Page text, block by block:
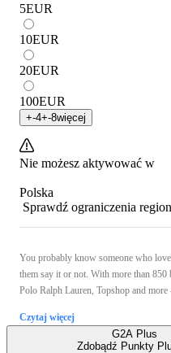
5EUR
10EUR
20EUR
100EUR
+-4+-8więcej
Nie możesz aktywować w
Polska
Sprawdź ograniczenia
You probably know someone who
them say it or not. With more than
Polo Ralph Lauren, Topshop and
Czytaj więcej
G2A Plus
Zdobądź Punkty